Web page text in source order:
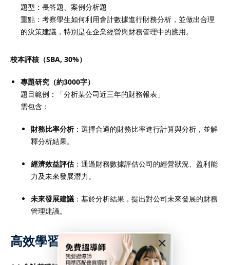
×
題型：長答題、案例分析題
重點：考察學生如何利用會計數據進行財務分析，並做出合理
的決策建議，特別是在企業經營與財務管理中的應用。
校本評核（SBA, 30%）
專題研究（約3000字）
題目範例：「分析某公司近三年的財務報表」
需包含：
財務比率分析：選擇合適的財務比率進行計算與分析，並解
釋分析結果。
經濟效益評估：通過財務數據評估公司的經營狀況、盈利能
力及未來發展潛力。
未來發展建議 ：基於分析結果，提出對公司未來發展的財務
管理建議。
高效學習策略